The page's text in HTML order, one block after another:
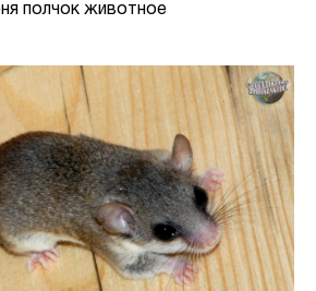
полчок животное